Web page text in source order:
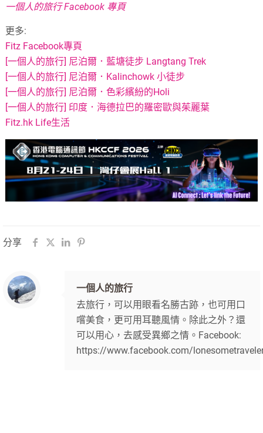
一個人的旅行 Facebook 專頁
更多:
Fitz Facebook專頁
[一個人的旅行] 尼泊爾．藍塘徒步 Langtang Trek
[一個人的旅行] 尼泊爾．Kalinchowk 小徒步
[一個人的旅行] 尼泊爾．色彩繽紛的Holi
[一個人的旅行] 印度．海德拉巴的羅密歐與茱麗葉
Fitz.hk Life生活
分享
一個人的旅行
去旅行，可以用眼看名勝古跡，也可用口
嚐美食，更可用耳聽風情。除此之外？還
可以用心，去感受異鄉之情。Facebook:
https://www.facebook.com/